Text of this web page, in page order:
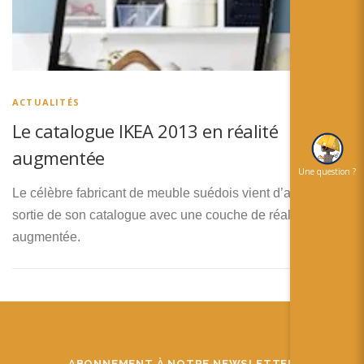
日本語
Español
ACTUALITÉS
Le catalogue IKEA 2013 en réalité
augmentée
Le célèbre fabricant de meuble suédois vient d’annoncer la
sortie de son catalogue avec une couche de réalité
augmentée.
Une question ?